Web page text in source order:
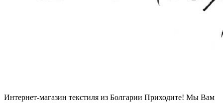
Интернет-магазин текстиля из Болгарии Приходите! Мы Вам